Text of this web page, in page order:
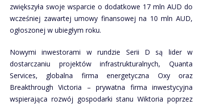
zwiększyła swoje wsparcie o dodatkowe 17 mln AUD do
wcześniej zawartej umowy finansowej na 10 mln AUD,
ogłoszonej w ubiegłym roku.
Nowymi inwestorami w rundzie Serii D są lider w
dostarczaniu projektów infrastrukturalnych, Quanta
Services, globalna firma energetyczna Oxy oraz
Breakthrough Victoria – prywatna firma inwestycyjna
wspierająca rozwój gospodarki stanu Wiktoria poprzez